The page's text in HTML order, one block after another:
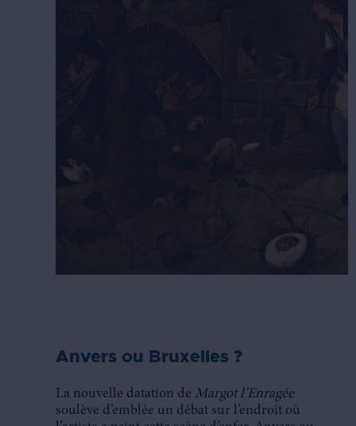
Anvers ou Bruxelles ?
La nouvelle datation de Margot l’Enragée
soulève d’emblée un débat sur l’endroit où